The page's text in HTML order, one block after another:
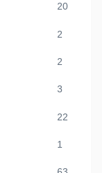
20
2
2
3
22
1